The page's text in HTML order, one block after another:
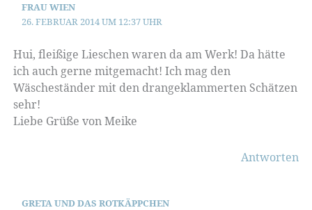
FRAU WIEN
26. FEBRUAR 2014 UM 12:37 UHR
Hui, fleißige Lieschen waren da am Werk! Da hätte
ich auch gerne mitgemacht! Ich mag den
Wäscheständer mit den drangeklammerten Schätzen
sehr!
Liebe Grüße von Meike
Antworten
GRETA UND DAS ROTKÄPPCHEN